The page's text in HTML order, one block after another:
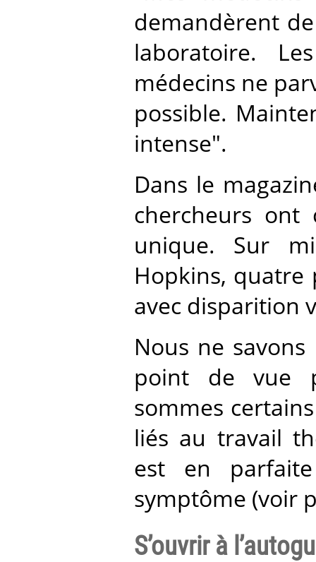
demandèrent
laboratoire.
médecins ne
possible.
intense".
Dans le
chercheurs ont
unique. Sur
Hopkins,
avec disparition
Nous ne savons
point de vue
sommes
liés au travail
est en
symptôme (voir
S’ouvrir à